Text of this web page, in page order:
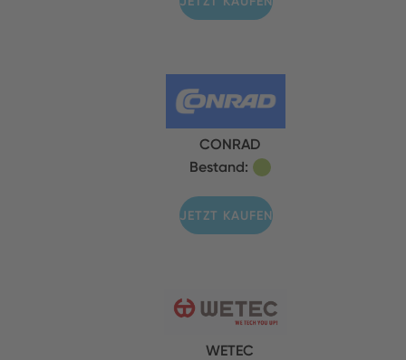
CONRAD
Bestand:
JETZT KAUFEN
WETEC